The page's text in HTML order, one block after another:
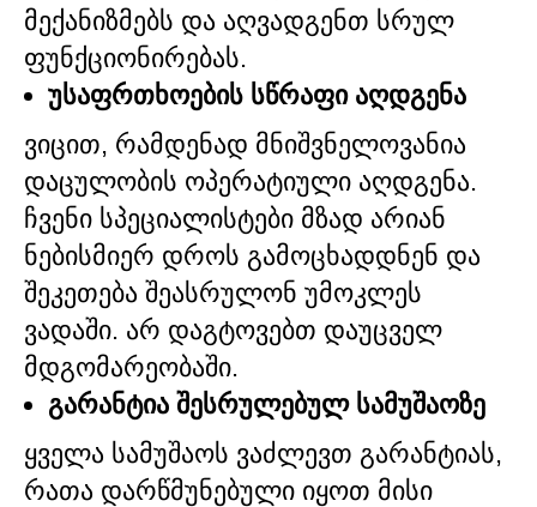
მექანიზმებს და აღვადგენთ სრულ
ფუნქციონირებას.
უსაფრთხოების სწრაფი აღდგენა
ვიცით, რამდენად მნიშვნელოვანია
დაცულობის ოპერატიული აღდგენა.
ჩვენი სპეციალისტები მზად არიან
ნებისმიერ დროს გამოცხადდნენ და
შეკეთება შეასრულონ უმოკლეს
ვადაში. არ დაგტოვებთ დაუცველ
მდგომარეობაში.
გარანტია შესრულებულ სამუშაოზე
ყველა სამუშაოს ვაძლევთ გარანტიას,
რათა დარწმუნებული იყოთ მისი